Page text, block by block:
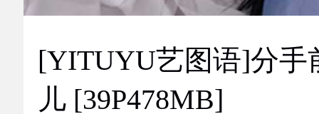
[YITUYU艺图语]分手
儿 [39P478MB]